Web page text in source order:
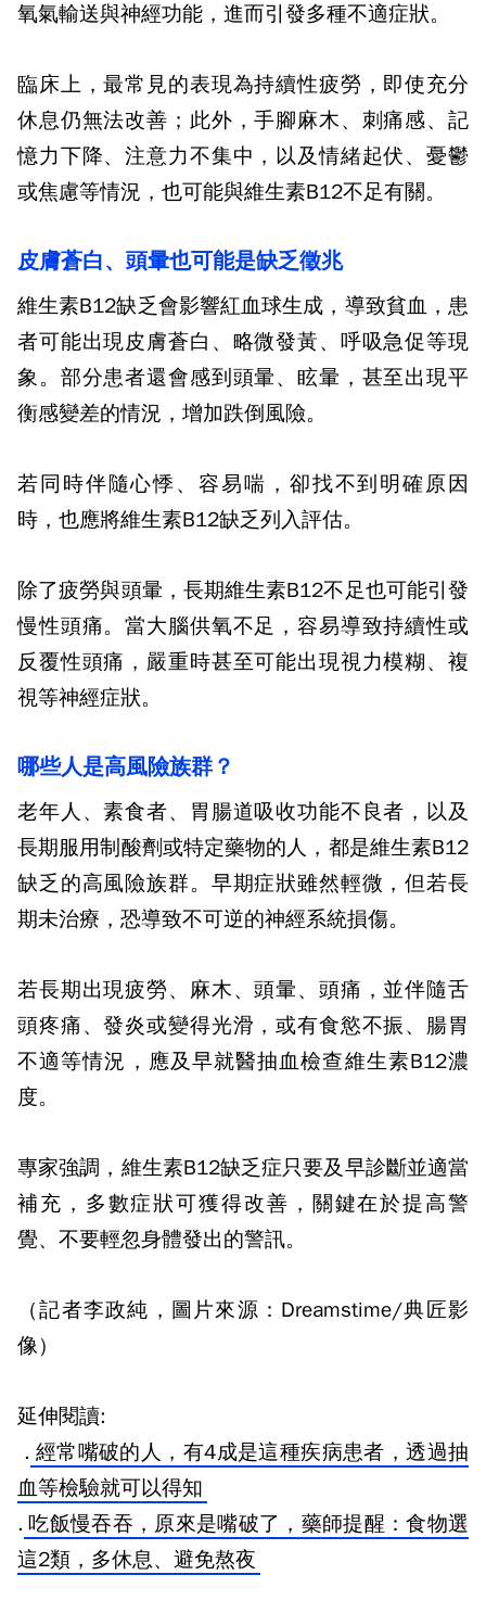
氧氣輸送與神經功能，進而引發多種不適症狀。
臨床上，最常見的表現為持續性疲勞，即使充分
休息仍無法改善；此外，手腳麻木、刺痛感、記
憶力下降、注意力不集中，以及情緒起伏、憂鬱
或焦慮等情況，也可能與維生素B12不足有關。
皮膚蒼白、頭暈也可能是缺乏徵兆
維生素B12缺乏會影響紅血球生成，導致貧血，患
者可能出現皮膚蒼白、略微發黃、呼吸急促等現
象。部分患者還會感到頭暈、眩暈，甚至出現平
衡感變差的情況，增加跌倒風險。
若同時伴隨心悸、容易喘，卻找不到明確原因
時，也應將維生素B12缺乏列入評估。
除了疲勞與頭暈，長期維生素B12不足也可能引發
慢性頭痛。當大腦供氧不足，容易導致持續性或
反覆性頭痛，嚴重時甚至可能出現視力模糊、複
視等神經症狀。
哪些人是高風險族群？
老年人、素食者、胃腸道吸收功能不良者，以及
長期服用制酸劑或特定藥物的人，都是維生素B12
缺乏的高風險族群。早期症狀雖然輕微，但若長
期未治療，恐導致不可逆的神經系統損傷。
若長期出現疲勞、麻木、頭暈、頭痛，並伴隨舌
頭疼痛、發炎或變得光滑，或有食慾不振、腸胃
不適等情況，應及早就醫抽血檢查維生素B12濃
度。
專家強調，維生素B12缺乏症只要及早診斷並適當
補充，多數症狀可獲得改善，關鍵在於提高警
覺、不要輕忽身體發出的警訊。
（記者李政純，圖片來源：Dreamstime/典匠影
像）
延伸閱讀:
. 經常嘴破的人，有4成是這種疾病患者，透過抽
血等檢驗就可以得知
. 吃飯慢吞吞，原來是嘴破了，藥師提醒：食物選
這2類，多休息、避免熬夜